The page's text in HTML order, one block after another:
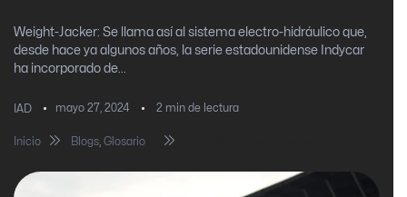
Weight-Jacker: Se llama así al sistema electro-hidráulico que,
desde hace ya algunos años, la serie estadounidense Indycar
ha incorporado de...
IAD mayo 27, 2024 2 min de lectura
Inicio Blogs, Glosario